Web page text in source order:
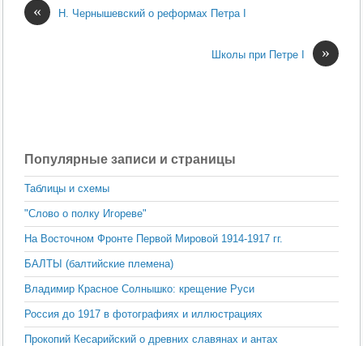
« Н. Чернышевский о реформах Петра I
»
Школы при Петре I
Популярные записи и страницы
Таблицы и схемы
"Слово о полку Игореве"
На Восточном Фронте Первой Мировой 1914-1917 гг.
БАЛТЫ (балтийские племена)
Владимир Красное Солнышко: крещение Руси
Россия до 1917 в фотографиях и иллюстрациях
Прокопий Кесарийский о древних славянах и антах